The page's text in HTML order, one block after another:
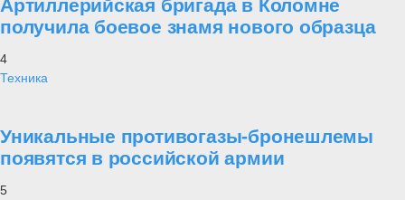
Артиллерийская бригада в Коломне
получила боевое знамя нового образца
4
Техника
Уникальные противогазы-бронешлемы
появятся в российской армии
5